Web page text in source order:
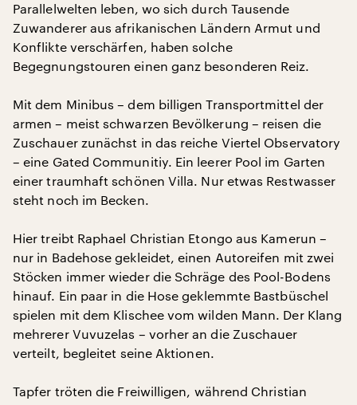
Parallelwelten leben, wo sich durch Tausende
Zuwanderer aus afrikanischen Ländern Armut und
Konflikte verschärfen, haben solche
Begegnungstouren einen ganz besonderen Reiz.
Mit dem Minibus – dem billigen Transportmittel der
armen – meist schwarzen Bevölkerung – reisen die
Zuschauer zunächst in das reiche Viertel Observatory
– eine Gated Communitiy. Ein leerer Pool im Garten
einer traumhaft schönen Villa. Nur etwas Restwasser
steht noch im Becken.
Hier treibt Raphael Christian Etongo aus Kamerun –
nur in Badehose gekleidet, einen Autoreifen mit zwei
Stöcken immer wieder die Schräge des Pool-Bodens
hinauf. Ein paar in die Hose geklemmte Bastbüschel
spielen mit dem Klischee vom wilden Mann. Der Klang
mehrerer Vuvuzelas – vorher an die Zuschauer
verteilt, begleitet seine Aktionen.
Tapfer tröten die Freiwilligen, während Christian